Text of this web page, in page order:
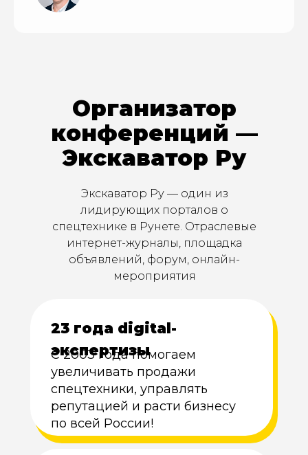
Организатор
конференций —
Экскаватор Ру
Экскаватор Ру — один из
лидирующих порталов о
спецтехнике в Рунете. Отраслевые
интернет-журналы, площадка
объявлений, форум, онлайн-
мероприятия
C 2003 года помогаем
увеличивать продажи
спецтехники, управлять
репутацией и расти бизнесу
по всей России!
23 года digital-
экспертизы